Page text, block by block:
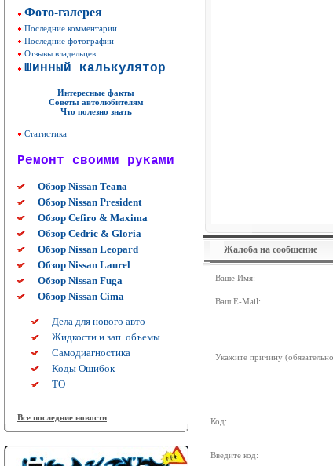
Фото-галерея
Последние комментарии
Последние фотографии
Отзывы владельцев
Шинный калькулятор
Интересные факты
Советы автолюбителям
Что полезно знать
Статистика
Ремонт своими руками
Обзор Nissan Teana
Обзор Nissan President
Обзор Cefiro & Maxima
Обзор Cedric & Gloria
Обзор Nissan Leopard
Обзор Nissan Laurel
Обзор Nissan Fuga
Обзор Nissan Cima
Дела для нового авто
Жидкости и зап. объемы
Самодиагностика
Коды Ошибок
ТО
Все последние новости
Жалоба на сообщение
Ваше Имя:
Ваш E-Mail:
Укажите причину
Код:
Введите код: